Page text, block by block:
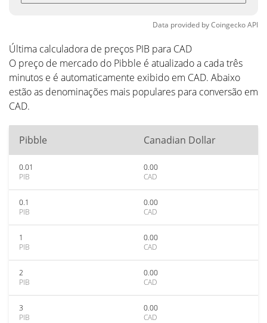
Data provided byCoingeckoAPI
Última calculadora de preços PIB para CAD
O preço de mercado do Pibble é atualizado a cada três
minutos e é automaticamente exibido em CAD. Abaixo
estão as denominações mais populares para conversão em
CAD.
Pibble Canadian Dollar
0.01
PIB
0.00
CAD
0.1
PIB
0.00
CAD
1
PIB
0.00
CAD
2
PIB
0.00
CAD
3
PIB
0.00
CAD